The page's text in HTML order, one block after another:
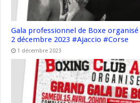
Gala professionnel de Boxe
2 décembre 2023 #Ajaccio #Corse
1 décembre 2023